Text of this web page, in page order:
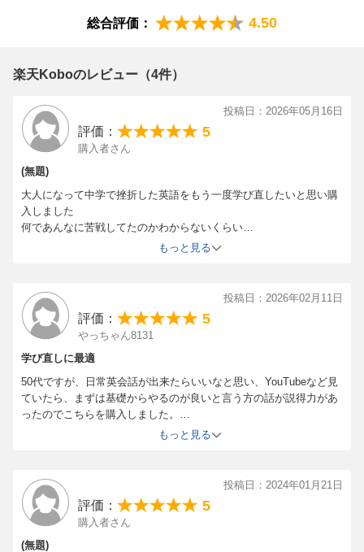
総合評価： 4.50
楽天Koboのレビュー（4件）
投稿日：2026年05月16日
評価： 5
購入者さん
(無題)
大人になって中学で挫折した英語をもう一度学び直したいと思い購
入しました
何であんなに苦戦してたのかわからないくらい
わかりやすく勉強が楽しくなる1冊でした
もっと見る
投稿日：2026年02月11日
評価： 5
やっちゃん8131
学び直しに最適
50代ですが、日常英会話が出来たらいいなと思い、YouTubeなど見
ていたら、まずは基礎からやるのが良いと言う方の話が説得力があ
ったのでこちらを購入しました。
改めて学び直してみると忘れていることも多くて面白いです。その
もっと見る
投稿日：2024年01月21日
評価： 5
購入者さん
(無題)